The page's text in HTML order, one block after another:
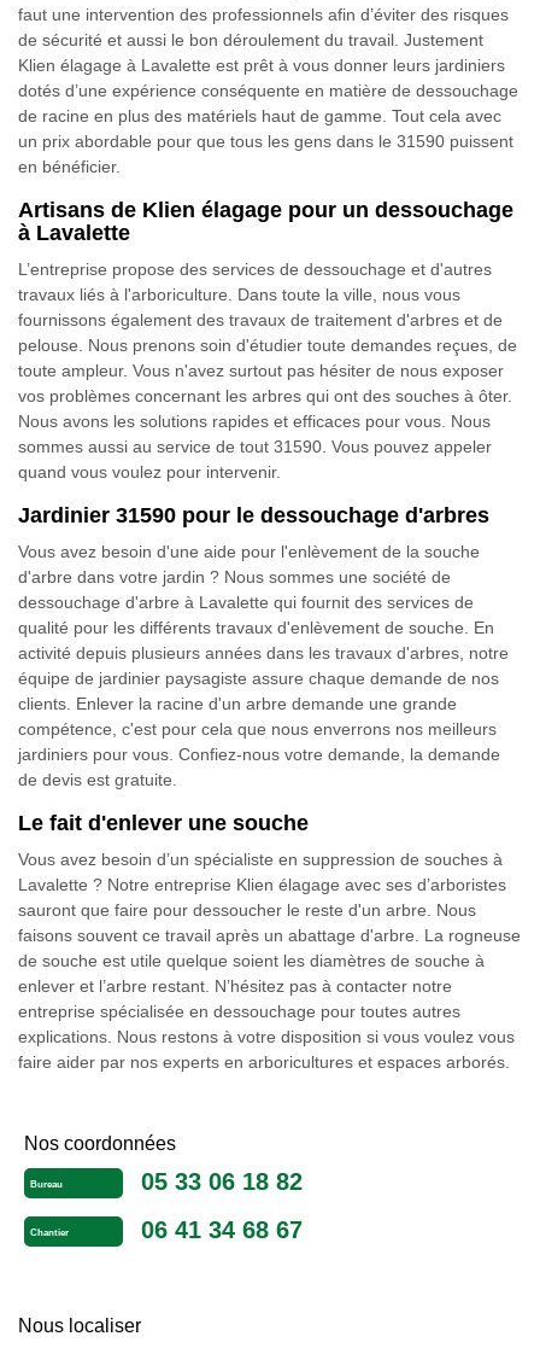
faut une intervention des professionnels afin d’éviter des risques
de sécurité et aussi le bon déroulement du travail. Justement
Klien élagage à Lavalette est prêt à vous donner leurs jardiniers
dotés d’une expérience conséquente en matière de dessouchage
de racine en plus des matériels haut de gamme. Tout cela avec
un prix abordable pour que tous les gens dans le 31590 puissent
en bénéficier.
Artisans de Klien élagage pour un dessouchage
à Lavalette
L’entreprise propose des services de dessouchage et d'autres
travaux liés à l'arboriculture. Dans toute la ville, nous vous
fournissons également des travaux de traitement d'arbres et de
pelouse. Nous prenons soin d'étudier toute demandes reçues, de
toute ampleur. Vous n'avez surtout pas hésiter de nous exposer
vos problèmes concernant les arbres qui ont des souches à ôter.
Nous avons les solutions rapides et efficaces pour vous. Nous
sommes aussi au service de tout 31590. Vous pouvez appeler
quand vous voulez pour intervenir.
Jardinier 31590 pour le dessouchage d'arbres
Vous avez besoin d'une aide pour l'enlèvement de la souche
d'arbre dans votre jardin ? Nous sommes une société de
dessouchage d'arbre à Lavalette qui fournit des services de
qualité pour les différents travaux d'enlèvement de souche. En
activité depuis plusieurs années dans les travaux d'arbres, notre
équipe de jardinier paysagiste assure chaque demande de nos
clients. Enlever la racine d'un arbre demande une grande
compétence, c'est pour cela que nous enverrons nos meilleurs
jardiniers pour vous. Confiez-nous votre demande, la demande
de devis est gratuite.
Le fait d'enlever une souche
Vous avez besoin d’un spécialiste en suppression de souches à
Lavalette ? Notre entreprise Klien élagage avec ses d’arboristes
sauront que faire pour dessoucher le reste d'un arbre. Nous
faisons souvent ce travail après un abattage d'arbre. La rogneuse
de souche est utile quelque soient les diamètres de souche à
enlever et l’arbre restant. N’hésitez pas à contacter notre
entreprise spécialisée en dessouchage pour toutes autres
explications. Nous restons à votre disposition si vous voulez vous
faire aider par nos experts en arboricultures et espaces arborés.
Nos coordonnées
Bureau 05 33 06 18 82
Chantier 06 41 34 68 67
Nous localiser